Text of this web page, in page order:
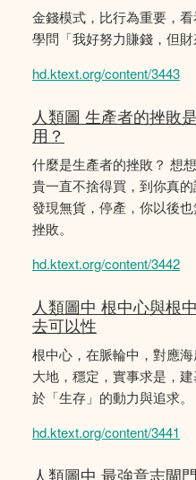
金錢模式，比行為重要，
學問「我好努力賺錢，但財
hd.ktext.org/content/3443
人類圖 生產者的挫敗
用？
什麼是生產者的挫敗？ 想
貴一直不捨得買，到你真
發現無貨，停產，你以後
挫敗。
hd.ktext.org/content/3442
人類圖中 根中心與根
去可以性
根中心，在脈輪中，對應
大地，穩定，實事求是，
於「生存」的動力與追求。
hd.ktext.org/content/3441
人類圖中 最強意志閘